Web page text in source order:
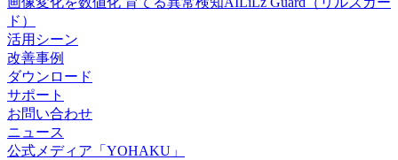
ド）
活用シーン
改善事例
ダウンロード
サポート
お問い合わせ
ニュース
公式メディア「YOHAKU」